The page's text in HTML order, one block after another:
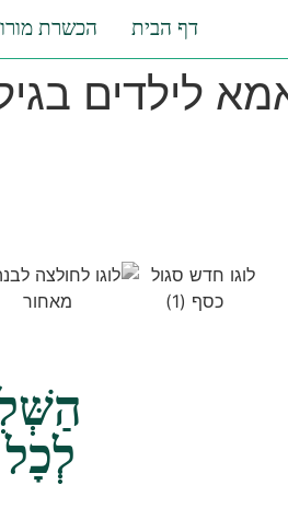
דף הבית הכשרת
לילדים